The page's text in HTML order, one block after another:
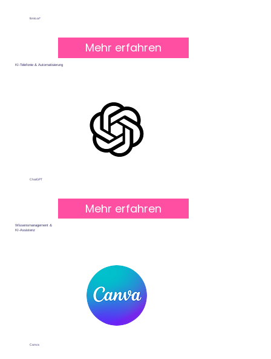
fonio.ai*
Mehr erfahren
KI-Telefonie & Automatisierung
ChatGPT
Mehr erfahren
Wissensmanagement &
KI-Assistenz
Canva